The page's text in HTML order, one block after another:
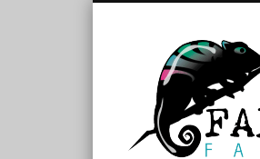
künstlerische Gestaltung